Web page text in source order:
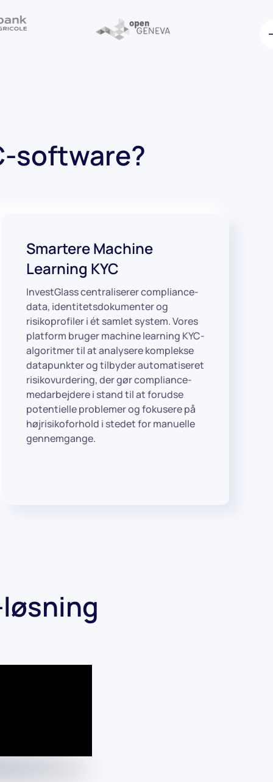
software?
Smartere Machine
Learning KYC
InvestGlass centraliserer compliance-
data, identitetsdokumenter og
risikoprofiler i ét samlet system. Vores
platform bruger machine learning KYC-
algoritmer til at analysere komplekse
datapunkter og tilbyder automatiseret
risikovurdering, der gør compliance-
medarbejdere i stand til at forudse
potentielle problemer og fokusere på
højrisikoforhold i stedet for manuelle
gennemgange.